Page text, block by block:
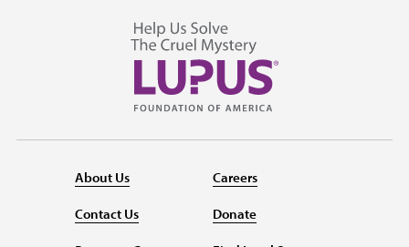
About Us
Contact Us
Careers
Donate